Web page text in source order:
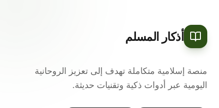
أذكار المسلم
منصة إسلامية متكاملة تهدف إلى تعزيز الروحانية
اليومية عبر أدوات ذكية وتقنيات حديثة.